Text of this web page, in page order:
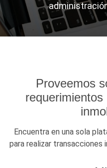
Proveemos
Encuentra en una sola
para realizar transacciones